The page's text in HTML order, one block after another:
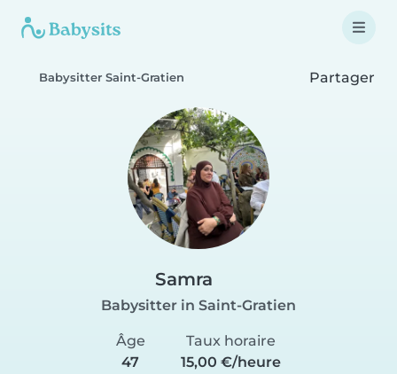
Babysitter Saint-Gratien Partager
Samra
Babysitter in Saint-Gratien
Âge
47
Taux horaire
15,00 €/heure